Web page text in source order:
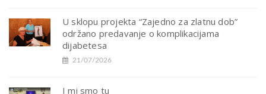
U sklopu projekta “Zajedno za zlatnu dob”
održano predavanje o komplikacijama
dijabetesa
21/07/2026
I mi smo tu